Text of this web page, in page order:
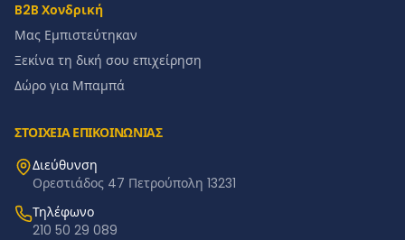
B2B Χονδρική
Μας Εμπιστεύτηκαν
Ξεκίνα τη δική σου επιχείρηση
Δώρο για Μπαμπά
ΣΤΟΙΧΕΙΑ ΕΠΙΚΟΙΝΩΝΙΑΣ
Διεύθυνση
Ορεστιάδος 47 Πετρούπολη 13231
Τηλέφωνο
210 50 29 089